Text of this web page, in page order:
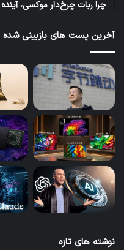
چرا ربات چرخ‌دار موکسی،
آخرین پست های بازبینی شده
نوشته های تازه